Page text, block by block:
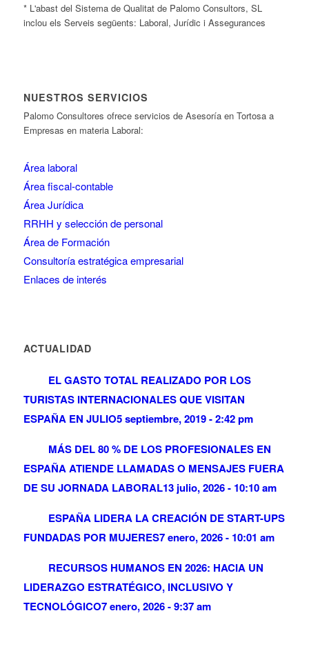
* L'abast del Sistema de Qualitat de Palomo Consultors, SL
inclou els Serveis següents: Laboral, Jurídic i Assegurances
NUESTROS SERVICIOS
Palomo Consultores ofrece servicios de Asesoría en Tortosa a
Empresas en materia Laboral:
Área laboral
Área fiscal-contable
Área Jurídica
RRHH y selección de personal
Área de Formación
Consultoría estratégica empresarial
Enlaces de interés
ACTUALIDAD
EL GASTO TOTAL REALIZADO POR LOS
TURISTAS INTERNACIONALES QUE VISITAN
ESPAÑA EN JULIO5 septiembre, 2019 - 2:42 pm
MÁS DEL 80 % DE LOS PROFESIONALES EN
ESPAÑA ATIENDE LLAMADAS O MENSAJES FUERA
DE SU JORNADA LABORAL13 julio, 2026 - 10:10 am
ESPAÑA LIDERA LA CREACIÓN DE START-UPS
FUNDADAS POR MUJERES7 enero, 2026 - 10:01 am
RECURSOS HUMANOS EN 2026: HACIA UN
LIDERAZGO ESTRATÉGICO, INCLUSIVO Y
TECNOLÓGICO7 enero, 2026 - 9:37 am